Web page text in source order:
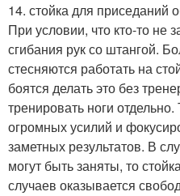
14. стойка для приседаний
При условии, что кто-то не
сгибания рук со штангой.
стесняются работать на
боятся делать это без
тренировать ноги
огромных усилий и
заметных результатов. В
могут быть заняты, то
случаев оказывается